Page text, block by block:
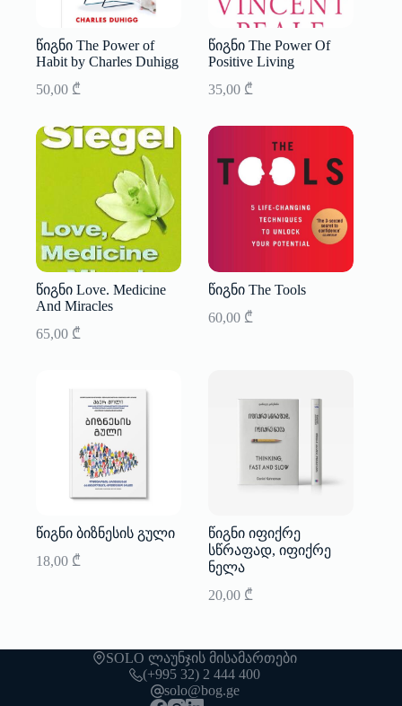
წიგნი The Power of
Habit by Charles Duhigg
50,00 ₾
წიგნი The Power Of
Positive Living
35,00 ₾
წიგნი Love. Medicine
And Miracles
65,00 ₾
წიგნი The Tools
60,00 ₾
წიგნი ბიზნესის გული
18,00 ₾
წიგნი იფიქრე
სწრაფად, იფიქრე
ნელა
20,00 ₾
SOLO ლაუნჯის მისამართები
(+995 32) 2 444 400
solo@bog.ge